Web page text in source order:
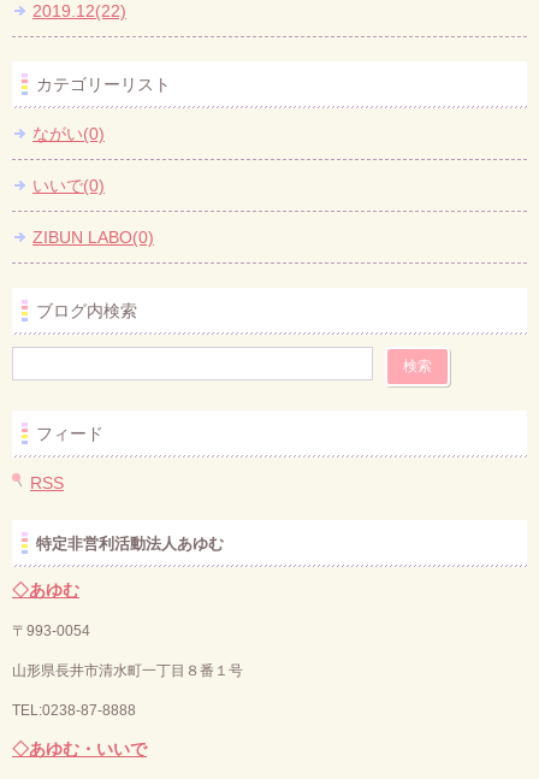
2019.12(22)
カテゴリーリスト
ながい(0)
いいで(0)
ZIBUN LABO(0)
ブログ内検索
フィード
RSS
特定非営利活動法人あゆむ
◇あゆむ
〒993-0054
山形県長井市清水町一丁目８番１号
TEL:0238-87-8888
◇あゆむ・いいで